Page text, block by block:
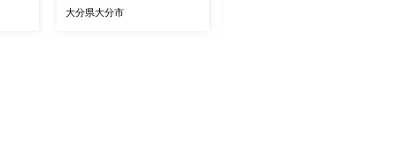
2種
郷土料理 海鮮 漁師飯 漬け
大分県大分市